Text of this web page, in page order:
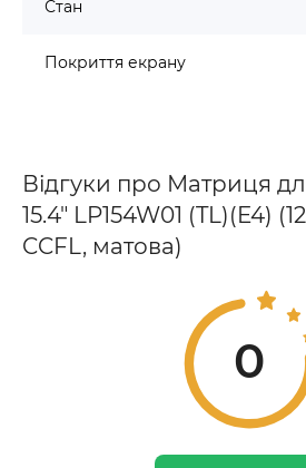
Стан
Покриття екрану
Відгуки про Матриця
15.4" LP154W01 (TL)(E4)
CCFL, матова)
0